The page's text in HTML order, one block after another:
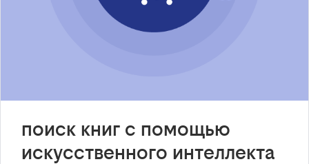
поиск книг с помощью
искусственного интеллекта